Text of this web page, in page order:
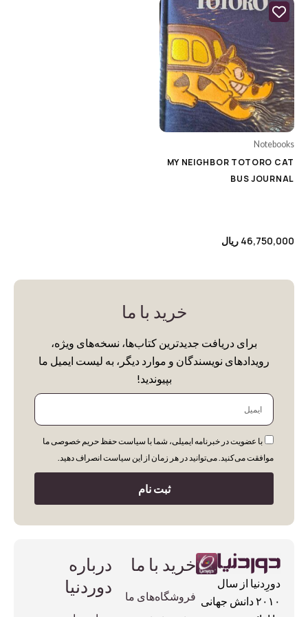
Miscellaneous
Motorbooks
Penguin
Category
Uncategorized
Animation's Art Books
Architecture
Biography
Cars & Motorcycle
Cinema, Music & Photography
Comics & Manga
Design
Fantasy Fiction
General Arts
History
Kids & Teens
Literature
Miscellaneous
Notebooks
Painting
Notebooks
MY NEIGHBOR TOTORO CAT
BUS JOURNAL
46,750,000 ریال
خرید با ما
برای دریافت جدیدترین کتاب‌ها، نسخه‌های ویژه،
رویدادهای نویسندگان و موارد دیگر، به لیست ایمیل ما
بپیوندید!
ایمیل
با عضویت در خبرنامه ایمیلی، شما با سیاست حفظ حریم خصوصی ما
موافقت می‌کنید. می‌توانید در هر زمان از این سیاست انصراف دهید.
ثبت نام
دورِدنیا از سال
۲۰۱۰ دانش جهانی
خرید با ما
فروشگاه‌های ما
درباره
دوردنیا